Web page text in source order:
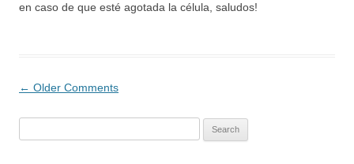
en caso de que esté agotada la célula, saludos!
Comment
← Older Comments